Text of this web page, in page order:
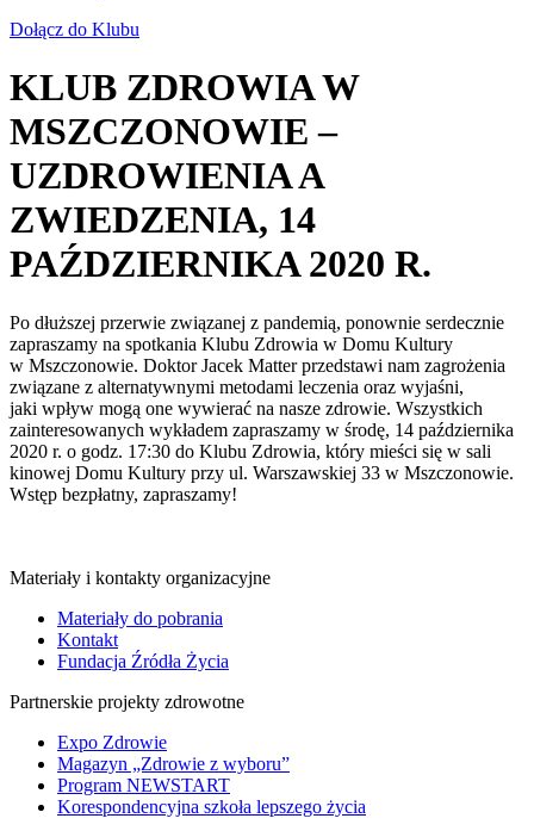
Dołącz do Klubu
KLUB ZDROWIA W
MSZCZONOWIE –
UZDROWIENIA A
ZWIEDZENIA, 14
PAŹDZIERNIKA 2020 R.
Po dłuższej przerwie związanej z pandemią, ponownie serdecznie
zapraszamy na spotkania Klubu Zdrowia w Domu Kultury
w Mszczonowie. Doktor Jacek Matter przedstawi nam zagrożenia
związane z alternatywnymi metodami leczenia oraz wyjaśni,
jaki wpływ mogą one wywierać na nasze zdrowie. Wszystkich
zainteresowanych wykładem zapraszamy w środę, 14 października
2020 r. o godz. 17:30 do Klubu Zdrowia, który mieści się w sali
kinowej Domu Kultury przy ul. Warszawskiej 33 w Mszczonowie.
Wstęp bezpłatny, zapraszamy!
Materiały i kontakty organizacyjne
Materiały do pobrania
Kontakt
Fundacja Źródła Życia
Partnerskie projekty zdrowotne
Expo Zdrowie
Magazyn „Zdrowie z wyboru”
Program NEWSTART
Korespondencyjna szkoła lepszego życia